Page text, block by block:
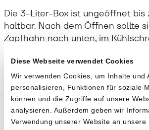
Diese Webseite verwendet Cookies
Wir verwenden Cookies, um Inhalte und
personalisieren, Funktionen für soziale
können und die Zugriffe auf unsere
analysieren. Außerdem geben wir
Verwendung unserer Website an
Die 3-Liter-Box ist ungeöffnet bis
haltbar. Nach dem Öffnen sollte
Zapfhahn nach unten, im
aromatisch.
Produktion und